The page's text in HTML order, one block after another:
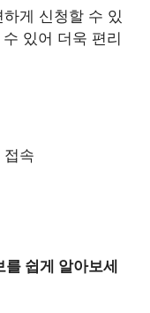
게 신청할 수 있
있어 더욱 편리
접속
쉽게 알아보세